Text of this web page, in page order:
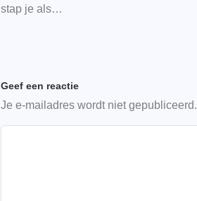
stap je als…
Geef een reactie
Je e-mailadres wordt niet gepubliceerd.